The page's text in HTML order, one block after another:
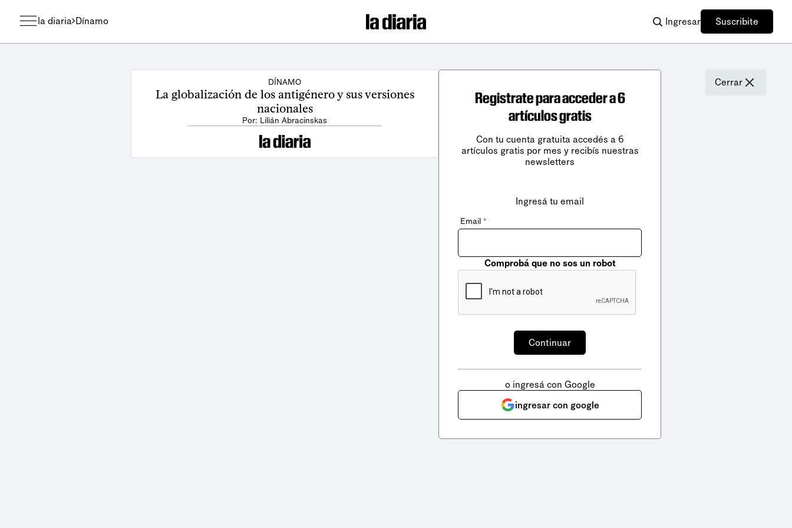
la diaria Dínamo Ingresar Suscribite
DÍNAMO
La globalización de los antigénero y sus versiones
nacionales
Por: Lilián Abracinskas
Cerrar
Registrate para acceder a 6
artículos gratis
Con tu cuenta gratuita accedés a 6
artículos gratis por mes y recibís nuestras
newsletters
Ingresá tu email
Email *
Comprobá que no sos un robot
o ingresá con Google
ingresar con google